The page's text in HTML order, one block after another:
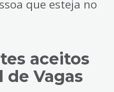
que esteja no
aceitos
de Vagas